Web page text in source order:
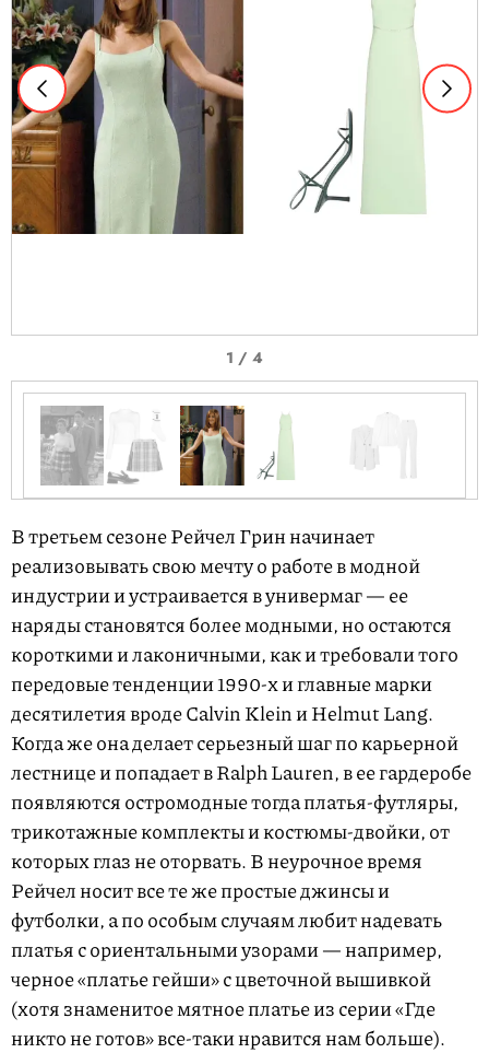
t
o
f
1 / 4
I
t
e
m
1
o
f
4
В третьем сезоне Рейчел Грин начинает
реализовывать свою мечту о работе в модной
индустрии и устраивается в универмаг — ее
наряды становятся более модными, но остаются
короткими и лаконичными, как и требовали того
передовые тенденции 1990-х и главные марки
десятилетия вроде Calvin Klein и Helmut Lang.
Когда же она делает серьезный шаг по карьерной
лестнице и попадает в Ralph Lauren, в ее гардеробе
появляются остромодные тогда платья-футляры,
трикотажные комплекты и костюмы-двойки, от
которых глаз не оторвать. В неурочное время
Рейчел носит все те же простые джинсы и
футболки, а по особым случаям любит надевать
платья с ориентальными узорами — например,
черное «платье гейши» с цветочной вышивкой
(хотя знаменитое мятное платье из серии «Где
никто не готов» все-таки нравится нам больше).